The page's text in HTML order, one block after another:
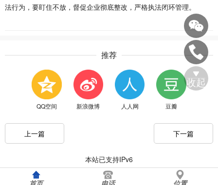
法行为，要盯住不放，督促企业彻底整改，严格执法闭环管理。
推荐
QQ空间 新浪微博 人人网 豆瓣
上一篇 下一篇
收起
本站已支持IPv6